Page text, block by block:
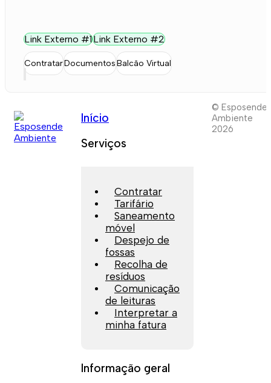
Link Externo #1Link Externo #2
ContratarDocumentosBalcão Virtual
Início
Serviços
Contratar
Tarifário
Saneamento
móvel
Despejo de
fossas
Recolha de
resíduos
Comunicação
de leituras
Interpretar a
minha fatura
Informação geral
© Esposende
Ambiente
2026